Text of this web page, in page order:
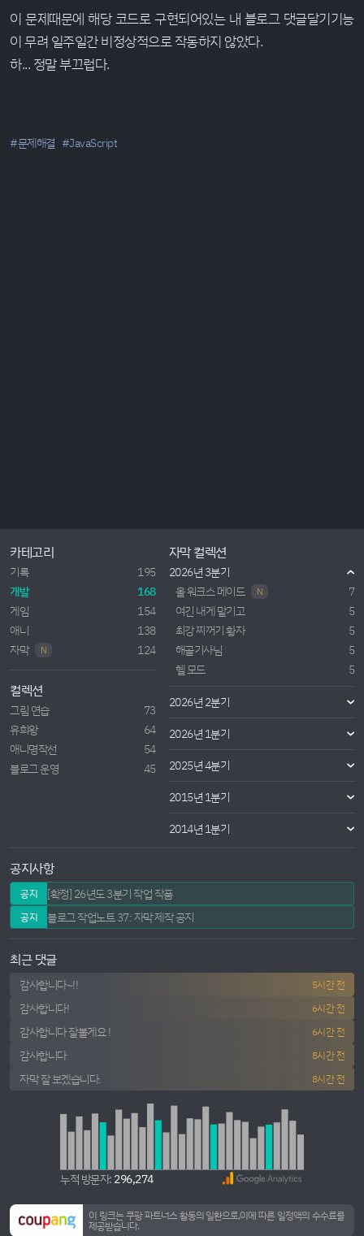
이 문제때문에 해당 코드로 구현되어있는 내 블로그 댓글달기기능
이 무려 일주일간 비정상적으로 작동하지 않았다.
하... 정말 부끄럽다.
#문제해결 #JavaScript
카테고리
기록
195
개발
168
게임
154
애니
138
자막
N 124
컬렉션
그림 연습
73
유희왕
64
애니명작선
54
블로그 운영
45
자막 컬렉션
2026년 3분기
올 워크스 메이드
N
7
여긴 내게 맡기고
5
최강 찌꺼기 황자
5
해골기사님
5
헬 모드
5
2026년 2분기
2026년 1분기
2025년 4분기
2015년 1분기
2014년 1분기
공지사항
공지 [확정] 26년도 3분기 작업 작품
공지 블로그 작업노트 37: 자막 제작 공지
최근 댓글
감사합니다~!! 5시간 전
감사합니다! 6시간 전
감사합니다 잘볼게요 ! 6시간 전
감사합니다 8시간 전
자막 잘 보겠습니다. 8시간 전
누적 방문자: 296,274
이 링크는 쿠팡 파트너스 활동의 일환으로,이에 따른 일정액의 수수료를
제공받습니다.